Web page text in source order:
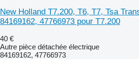
New Holland T7.200, T6, T7, Tsa
84169162, 47766973 pour T7.200
40 €
Autre pièce détachée électrique
84169162, 47766973